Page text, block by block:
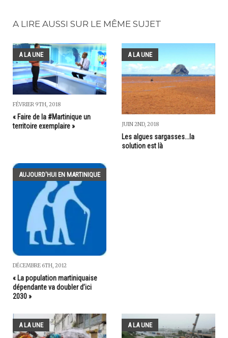
A LIRE AUSSI SUR LE MÊME SUJET
A LA UNE
FÉVRIER 9TH, 2018
« Faire de la #Martinique un
territoire exemplaire »
A LA UNE
JUIN 2ND, 2018
Les algues sargasses...la
solution est là
AUJOURD'HUI EN MARTINIQUE
DÉCEMBRE 6TH, 2012
« La population martiniquaise
dépendante va doubler d’ici
2030 »
A LA UNE A LA UNE